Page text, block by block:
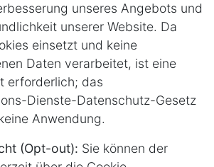
unseres Angebots und
unserer Website. Da
einsetzt und keine
Daten verarbeitet, ist eine
erforderlich; das
Dienste-Datenschutz-Gesetz
Anwendung.
(Opt-out): Sie können der